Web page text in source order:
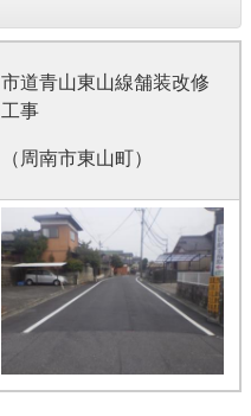
市道青山東山線舗装改修
工事
（周南市東山町）